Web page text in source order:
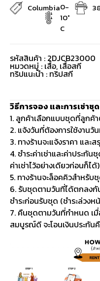
Columbia0-
10°
C
รหัสสินค้า : 2DJCB23000
หมวดหมู่ : เสื้อ, เสื้อสกี
ทริปแนะนำ : ทริปสกี
วิธีการจอง และการเช่าชุด
1. ลูกค้าเลือกแบบชุดที่ลูกค้
2. แจ้งวันที่ต้องการใช้งาน
3. ทางร้านจะแจ้งราคา และ
4. ชำระค่าเช่าและค่าประกั
ค่าเช่าไว้อย่างเดียวก่อนก็ได้)
5. ทางร้านจะล็อคคิวสำหรับ
6. รับชุดตามวันที่ได้ตกลงกั
ชำระก่อนรับชุด (ชำระล่วงห
7. คืนชุดตามวันที่กำหนด เ
สมบูรณ์ดี จะโอนเงินประกัน